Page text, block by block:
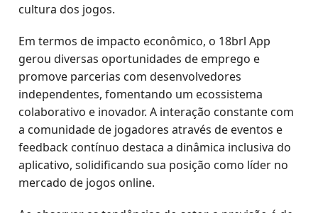
cultura dos jogos.
Em termos de impacto econômico, o 18brl App
gerou diversas oportunidades de emprego e
promove parcerias com desenvolvedores
independentes, fomentando um ecossistema
colaborativo e inovador. A interação constante com
a comunidade de jogadores através de eventos e
feedback contínuo destaca a dinâmica inclusiva do
aplicativo, solidificando sua posição como líder no
mercado de jogos online.